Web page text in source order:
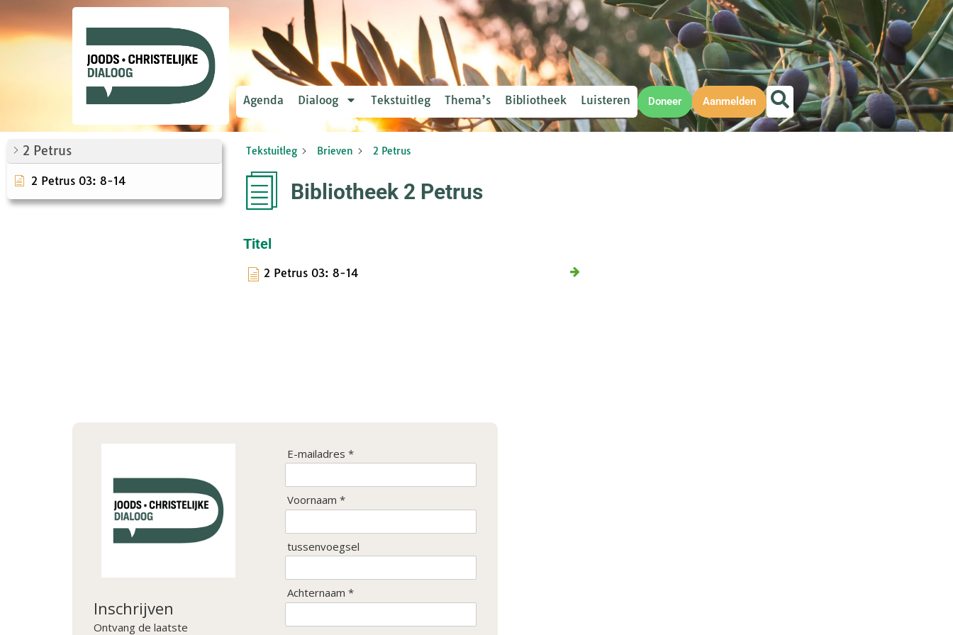
Agenda Dialoog Tekstuitleg Thema’s Bibliotheek Luisteren Doneer Aanmelden
2 Petrus
2 Petrus 03: 8-14
Tekstuitleg Brieven 2 Petrus
Bibliotheek 2 Petrus
Titel
2 Petrus 03: 8-14
Inschrijven
Ontvang de laatste
E-mailadres *
Voornaam *
tussenvoegsel
Achternaam *